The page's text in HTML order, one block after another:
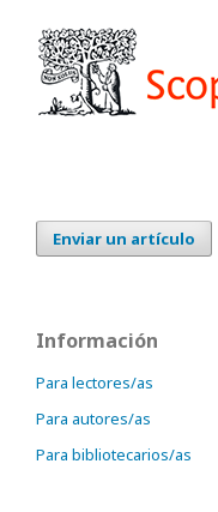
Enviar un artículo
Información
Para lectores/as
Para autores/as
Para bibliotecarios/as